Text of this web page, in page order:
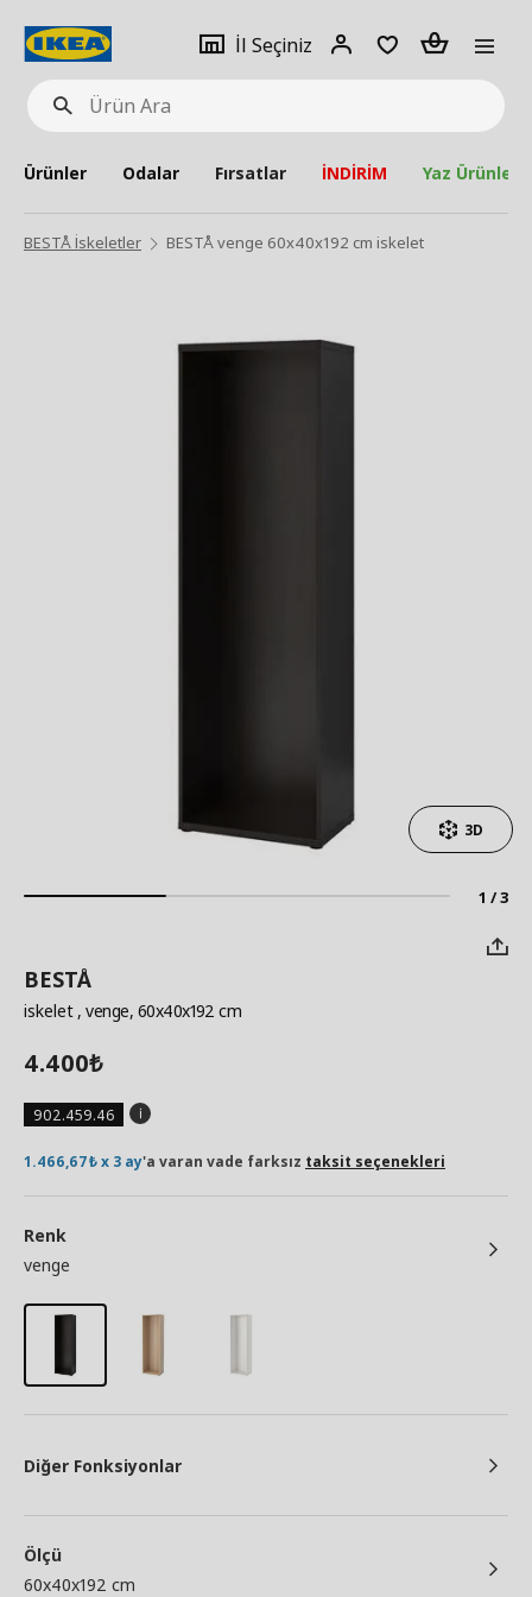
Ürün
Ara
İl Seçiniz
Giriş
Adet
Ürünler Odalar Fırsatlar İNDİRİM Yaz Ürünleri
BESTÅ İskeletler BESTÅ venge 60x40x192 cm iskelet
1 / 3
3D
BESTÅ
iskelet , venge, 60x40x192 cm
4.400₺
902.459.46
1.466,67₺ x 3 ay'a varan vade farksız taksit seçenekleri
Renk
venge
Diğer Fonksiyonlar
Ölçü
60x40x192 cm